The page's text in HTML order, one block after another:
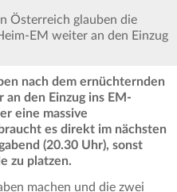
Österreich glauben die
EM weiter an den Einzug
nach dem ernüchternden
an den Einzug ins EM-
eine massive
es direkt im nächsten
(20.30 Uhr), sonst
zu platzen.
machen und die zwei